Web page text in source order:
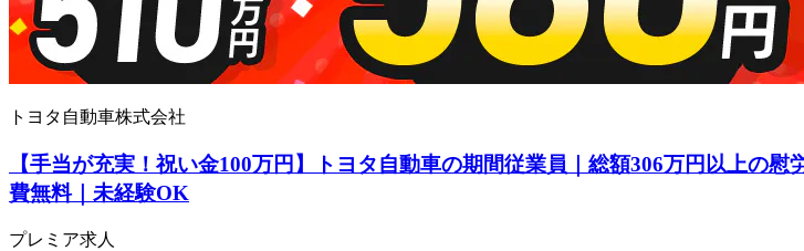
トヨタ自動車株式会社
【手当が充実！祝い金100万円】トヨタ自動車の期間従業員｜総額306万円以上の
費無料｜未経験OK
プレミア求人